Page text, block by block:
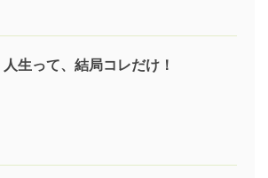
人生って、結局コレだけ！